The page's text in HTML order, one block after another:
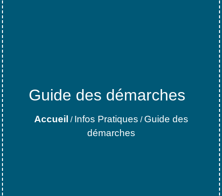
Guide des démarches
Accueil / Infos Pratiques / Guide des
démarches